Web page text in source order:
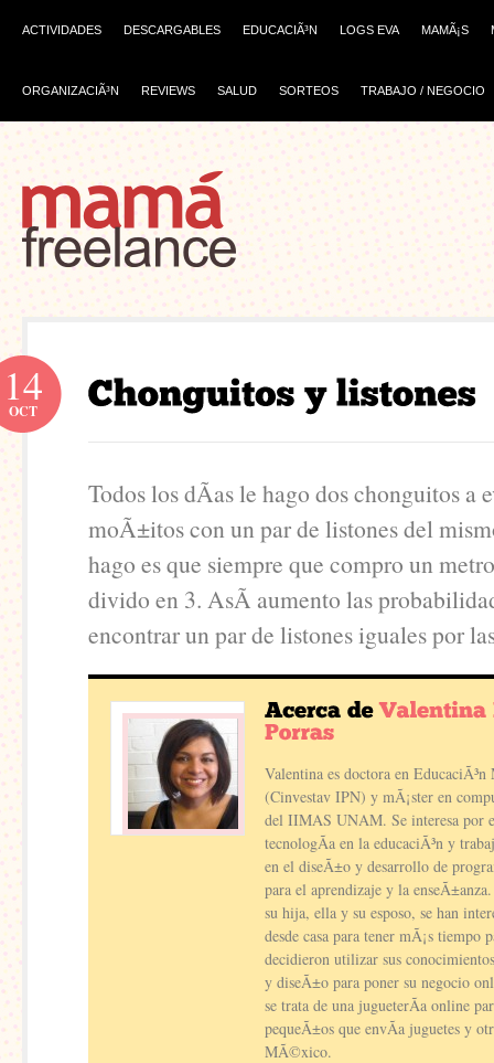
ACTIVIDADES DESCARGABLES EDUCACIÃ³N LOGS EVA MAMÃ¡S
ORGANIZACIÃ³N REVIEWS SALUD SORTEOS TRABAJO / NEGOCIO
14
OCT
Todos los dÃ­as le hago dos chonguitos a
moÃ±itos con un par de listones del
hago es que siempre que compro un
divido en 3. AsÃ­ aumento las
encontrar un par de listones iguales por
Valentina es doctora en EducaciÃ³n
(Cinvestav IPN) y mÃ¡ster en
del IIMAS UNAM. Se interesa por
tecnologÃ­a en la educaciÃ³n y
en el diseÃ±o y desarrollo de
para el aprendizaje y la
su hija, ella y su esposo, se han
desde casa para tener mÃ¡s tiempo
decidieron utilizar sus
y diseÃ±o para poner su negocio
se trata de una jugueterÃ­a online
pequeÃ±os que envÃ­a juguetes y
MÃ©xico.